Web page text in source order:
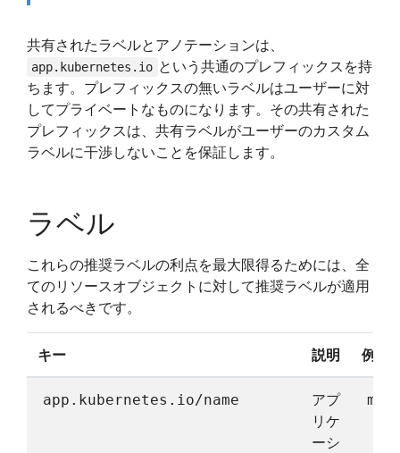
共有されたラベルとアノテーションは、
app.kubernetes.io という共通のプレフィックスを持
ちます。プレフィックスの無いラベルはユーザーに対
してプライベートなものになります。その共有された
プレフィックスは、共有ラベルがユーザーのカスタム
ラベルに干渉しないことを保証します。
ラベル
これらの推奨ラベルの利点を最大限得るためには、全
てのリソースオブジェクトに対して推奨ラベルが適用
されるべきです。
キー 説明 例
app.kubernetes.io/name
アプ
リケ
ーシ